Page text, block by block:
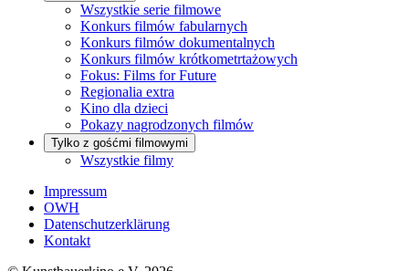
Wszystkie serie filmowe
Konkurs filmów fabularnych
Konkurs filmów dokumentalnych
Konkurs filmów krótkometrtażowych
Fokus: Films for Future
Regionalia extra
Kino dla dzieci
Pokazy nagrodzonych filmów
Tylko z gośćmi filmowymi
Wszystkie filmy
Impressum
OWH
Datenschutzerklärung
Kontakt